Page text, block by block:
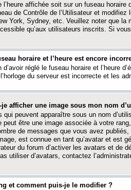
l’heure affichée soit sur un fuseau
de Contrôle de l’Utilisateur et
York, Sydney, etc. Veuillez noter que
qu’aux utilisateurs inscrits. Si
horaire et l’heure est encore
réglé le fuseau horaire et l’heure
l’horloge du serveur est incorrecte et les
afficher une image sous mon nom
qui peuvent apparaître sous un nom
peut être une image associée à votre
de messages que vous avez
est connue en tant qu’avatar et est
du forum d’activer les avatars et
utiliser d’avatars, contactez
et comment puis-je le modifier ?